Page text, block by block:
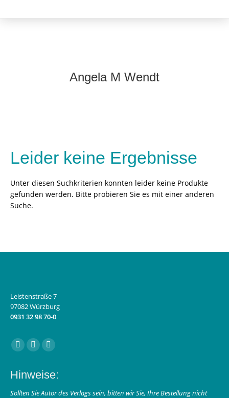
Angela M Wendt
Leider keine Ergebnisse
Unter diesen Suchkriterien konnten leider keine Produkte
gefunden werden. Bitte probieren Sie es mit einer anderen
Suche.
Leistenstraße 7
97082 Würzburg
0931 32 98 70-0
Finden Sie uns auf:
Facebook
opens
in
Instagram
opens
in
E-
page
opens
Hinweise:
Sollten Sie Autor des Verlags sein, bitten wir Sie, Ihre Bestellung nicht